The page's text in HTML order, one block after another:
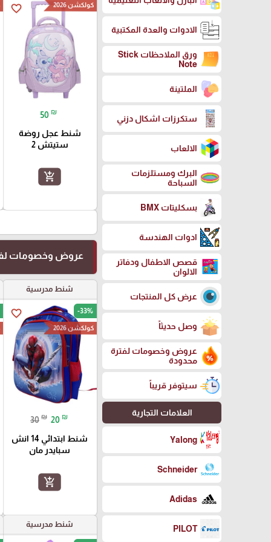
الادوات والعدة المكتبية
ورق الملاحظات Stick
Note
الملتينة
ستكرزات اشكال دزني
الالعاب
البرك ومستلزمات
السباحة
بسكليتات BMX
ادوات الهندسة
قصص الاطفال ودفاتر
الالوان
عرض كل المنتجات
وصل حديثاً
عروض وخصومات لفترة
محدودة
سيتوفر قريباً
العلامات التجارية
Yalong
Schneider
Adidas
PILOT
favorite_border كولكشن 2026
50 ₪
شنط عجل روضة
ستيتش 2
add_shopping_cart
عروض وخصومات
شنط مدرسية
favorite_border -33%
كولكشن 2026
30 ₪ 20 ₪
شنط ابتدائي 14 انش
سبايدر مان
add_shopping_cart
شنط مدرسية